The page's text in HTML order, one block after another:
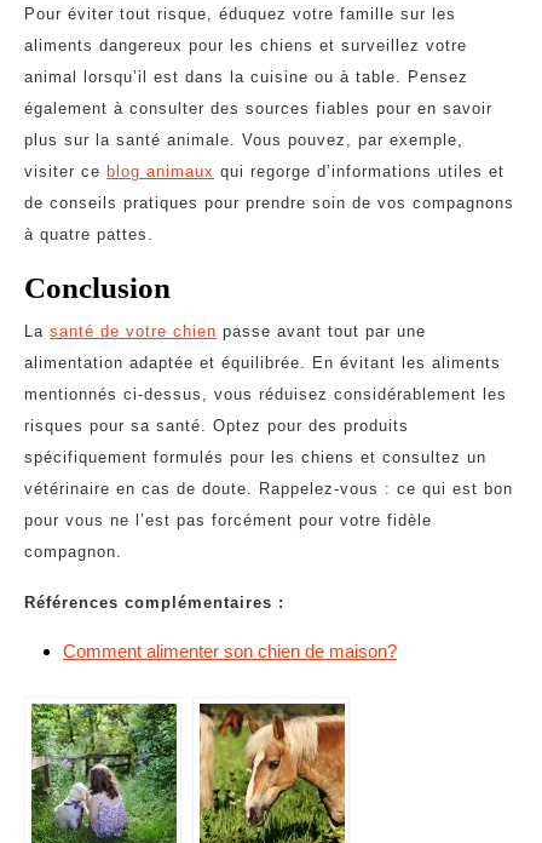
Pour éviter tout risque, éduquez votre famille sur les
aliments dangereux pour les chiens et surveillez votre
animal lorsqu’il est dans la cuisine ou à table. Pensez
également à consulter des sources fiables pour en savoir
plus sur la santé animale. Vous pouvez, par exemple,
visiter ce blog animaux qui regorge d’informations utiles et
de conseils pratiques pour prendre soin de vos compagnons
à quatre pattes.
Conclusion
La santé de votre chien passe avant tout par une
alimentation adaptée et équilibrée. En évitant les aliments
mentionnés ci-dessus, vous réduisez considérablement les
risques pour sa santé. Optez pour des produits
spécifiquement formulés pour les chiens et consultez un
vétérinaire en cas de doute. Rappelez-vous : ce qui est bon
pour vous ne l’est pas forcément pour votre fidèle
compagnon.
Références complémentaires :
Comment alimenter son chien de maison?